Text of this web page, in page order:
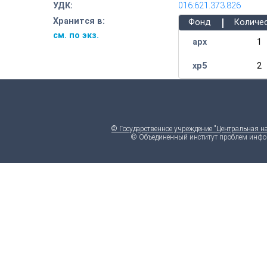
УДК:
016:621.373.826
Хранится в:
см. по экз.
Фонд |
арх
1
хр5 2
© Государственное учреждение
© Объединенный институт проблем